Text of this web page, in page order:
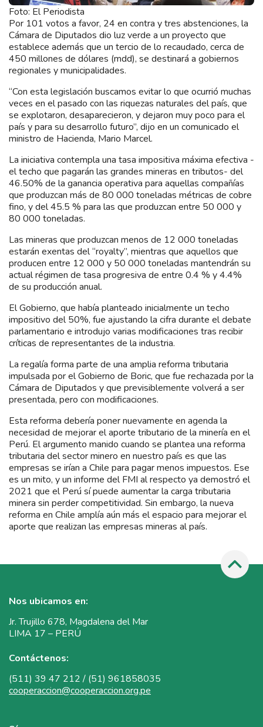
Foto: El Periodista
Por 101 votos a favor, 24 en contra y tres abstenciones, la
Cámara de Diputados dio luz verde a un proyecto que
establece además que un tercio de lo recaudado, cerca de
450 millones de dólares (mdd), se destinará a gobiernos
regionales y municipalidades.
“Con esta legislación buscamos evitar lo que ocurrió muchas
veces en el pasado con las riquezas naturales del país, que
se explotaron, desaparecieron, y dejaron muy poco para el
país y para su desarrollo futuro”, dijo en un comunicado el
ministro de Hacienda, Mario Marcel.
La iniciativa contempla una tasa impositiva máxima efectiva -
el techo que pagarán las grandes mineras en tributos- del
46.50% de la ganancia operativa para aquellas compañías
que produzcan más de 80 000 toneladas métricas de cobre
fino, y del 45.5 % para las que produzcan entre 50 000 y
80 000 toneladas.
Las mineras que produzcan menos de 12 000 toneladas
estarán exentas del “royalty”, mientras que aquellos que
producen entre 12 000 y 50 000 toneladas mantendrán su
actual régimen de tasa progresiva de entre 0.4 % y 4.4%
de su producción anual.
El Gobierno, que había planteado inicialmente un techo
impositivo del 50%, fue ajustando la cifra durante el debate
parlamentario e introdujo varias modificaciones tras recibir
críticas de representantes de la industria.
La regalía forma parte de una amplia reforma tributaria
impulsada por el Gobierno de Boric, que fue rechazada por la
Cámara de Diputados y que previsiblemente volverá a ser
presentada, pero con modificaciones.
Esta reforma debería poner nuevamente en agenda la
necesidad de mejorar el aporte tributario de la minería en el
Perú. El argumento manido cuando se plantea una reforma
tributaria del sector minero en nuestro país es que las
empresas se irían a Chile para pagar menos impuestos. Ese
es un mito, y un informe del FMI al respecto ya demostró el
2021 que el Perú sí puede aumentar la carga tributaria
minera sin perder competitividad. Sin embargo, la nueva
reforma en Chile amplía aún más el espacio para mejorar el
aporte que realizan las empresas mineras al país.
Nos ubicamos en:
Jr. Trujillo 678, Magdalena del Mar
LIMA 17 – PERÚ
Contáctenos:
(511) 39 47 212 / (51) 961858035
cooperaccion@cooperaccion.org.pe